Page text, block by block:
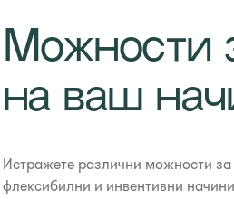
Можности
на ваш
Истражете различни можности
флексибилни и инвентивни